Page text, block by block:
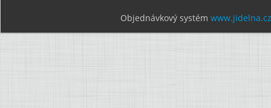
Objednávkový systém www.jidelna.cz